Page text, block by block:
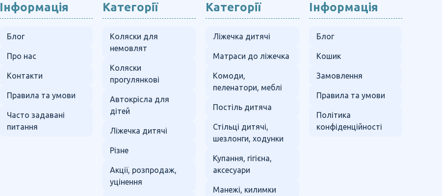
Інформація
Блог
Про нас
Контакти
Правила та умови
Часто задавані
питання
Категорії
Коляски для
немовлят
Коляски
прогулянкові
Автокрісла для
дітей
Ліжечка дитячі
Різне
Акції, розпродаж,
уцінення
Категорії
Ліжечка дитячі
Матраси до ліжечка
Комоди,
пеленатори, меблі
Постіль дитяча
Стільці дитячі,
шезлонги, ходунки
Купання, гігієна,
аксесуари
Манежі, килимки
Інформація
Блог
Кошик
Замовлення
Правила та умови
Політика
конфіденційності